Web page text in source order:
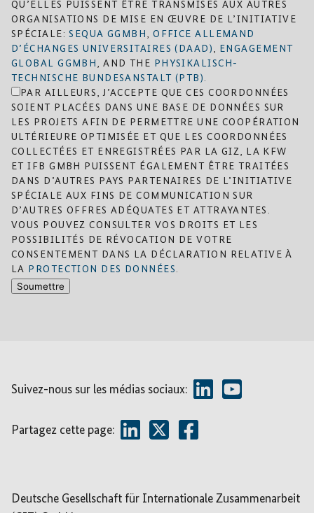
QU’ELLES PUISSENT ÊTRE TRANSMISES AUX AUTRES
ORGANISATIONS DE MISE EN ŒUVRE DE L’INITIATIVE
SPÉCIALE:SEQUA GGMBH ,OFFICE ALLEMAND
D’ÉCHANGES UNIVERSITAIRES (DAAD) ,
ENGAGEMENT
GLOBAL GGMBH , AND THE
PHYSIKALISCH-
TECHNISCHE BUNDESANSTALT (PTB) .
PAR AILLEURS, J’ACCEPTE QUE CES COORDONNÉES
SOIENT PLACÉES DANS UNE BASE DE DONNÉES SUR
LES PROJETS AFIN DE PERMETTRE UNE COOPÉRATION
ULTÉRIEURE OPTIMISÉE ET QUE LES COORDONNÉES
COLLECTÉES ET ENREGISTRÉES PAR LA GIZ, LA KFW
ET IFB GMBH PUISSENT ÉGALEMENT ÊTRE TRAITÉES
DANS D’AUTRES PAYS PARTENAIRES DE L’INITIATIVE
SPÉCIALE AUX FINS DE COMMUNICATION SUR
D’AUTRES OFFRES ADÉQUATES ET ATTRAYANTES.
VOUS POUVEZ CONSULTER VOS DROITS ET LES
POSSIBILITÉS DE RÉVOCATION DE VOTRE
CONSENTEMENT DANS LA DÉCLARATION RELATIVE À
LA
PROTECTION DES DONNÉES .
Soumettre
Suivez-nous sur les médias sociaux:
Partagez cette page:
Deutsche Gesellschaft für Internationale Zusammenarbeit